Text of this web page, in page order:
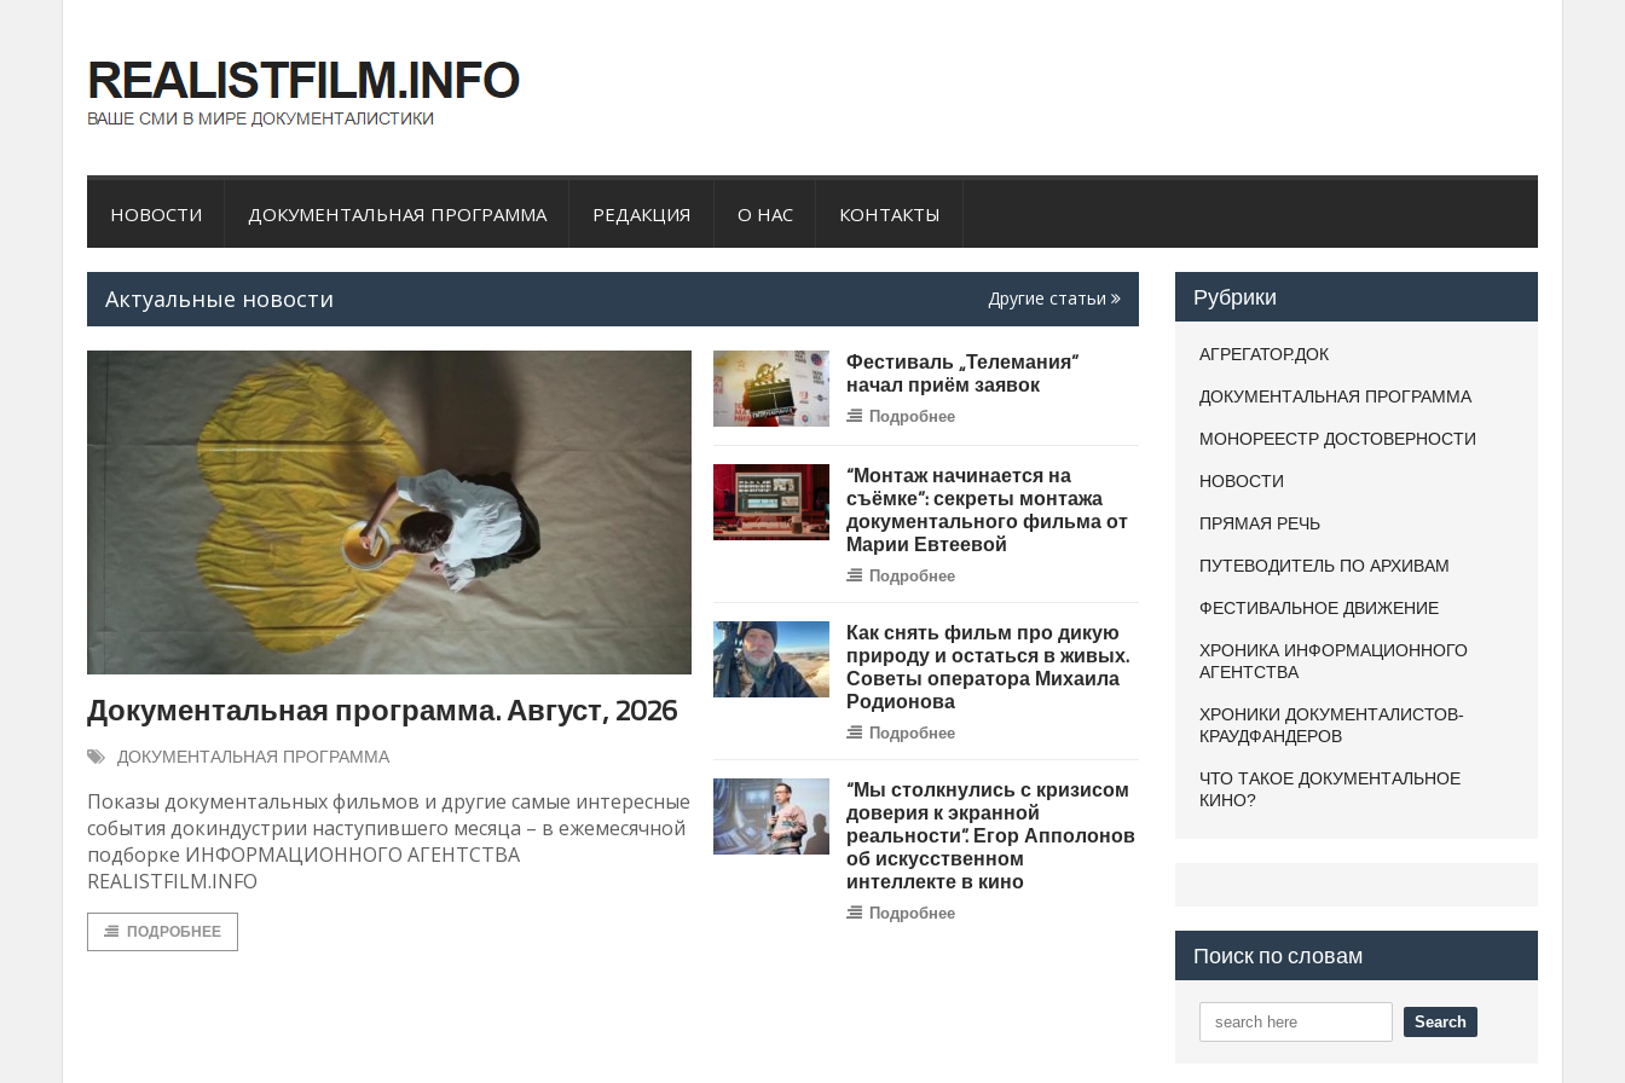
НОВОСТИ ДОКУМЕНТАЛЬНАЯ ПРОГРАММА РЕДАКЦИЯ О НАС КОНТАКТЫ
Актуальные новости Другие статьи
Документальная программа. Август, 2026
ДОКУМЕНТАЛЬНАЯ ПРОГРАММА
Показы документальных фильмов и другие самые интересные
события докиндустрии наступившего месяца – в ежемесячной
подборке ИНФОРМАЦИОННОГО АГЕНТСТВА
REALISTFILM.INFO
ПОДРОБНЕЕ
Фестиваль „Телемания”
начал приём заявок
Подробнее
“Монтаж начинается на
съёмке”: секреты монтажа
документального фильма от
Марии Евтеевой
Подробнее
Как снять фильм про дикую
природу и остаться в живых.
Советы оператора Михаила
Родионова
Подробнее
“Мы столкнулись с кризисом
доверия к экранной
реальности”. Егор Апполонов
об искусственном
интеллекте в кино
Подробнее
Рубрики
АГРЕГАТОР.ДОК
ДОКУМЕНТАЛЬНАЯ ПРОГРАММА
МОНОРЕЕСТР ДОСТОВЕРНОСТИ
НОВОСТИ
ПРЯМАЯ РЕЧЬ
ПУТЕВОДИТЕЛЬ ПО АРХИВАМ
ФЕСТИВАЛЬНОЕ ДВИЖЕНИЕ
ХРОНИКА ИНФОРМАЦИОННОГО
АГЕНТСТВА
ХРОНИКИ ДОКУМЕНТАЛИСТОВ-
КРАУДФАНДЕРОВ
ЧТО ТАКОЕ ДОКУМЕНТАЛЬНОЕ
КИНО?
Поиск по словам